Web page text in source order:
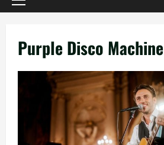
Primäres
Purple Disco Machine